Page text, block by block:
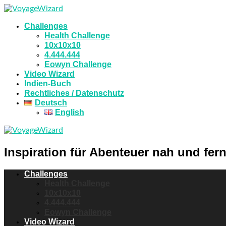
Challenges
Health Challenge
10x10x10
4.444.444
Eowyn Challenge
Video Wizard
Indien-Buch
Rechtliches / Datenschutz
Deutsch
English
Inspiration für Abenteuer nah und
Challenges
Video Wizard